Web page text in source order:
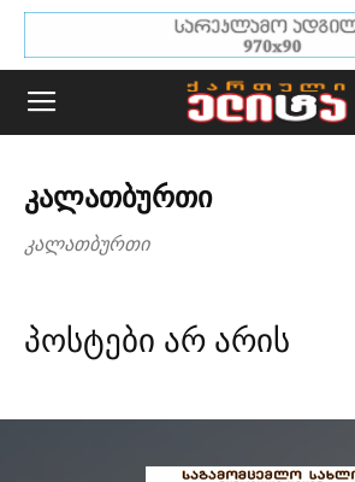
ᲙᲐᲚᲐᲗᲑᲣᲠᲗᲘ
კალათბურთი
პოსტები არ არის